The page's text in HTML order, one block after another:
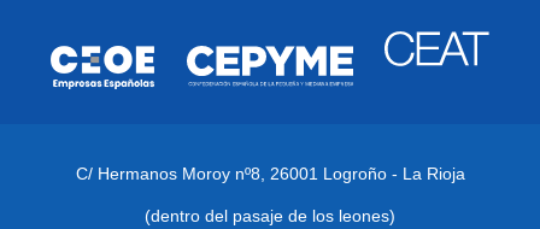
C/ Hermanos Moroy nº8, 26001 Logroño - La Rioja
(dentro del pasaje de los leones)